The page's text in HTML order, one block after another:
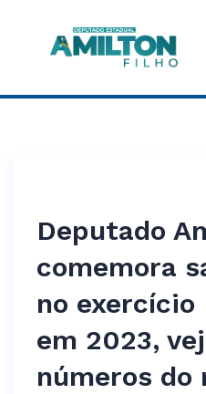
Deputado
comemora
no
em 2023,
números do